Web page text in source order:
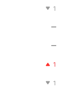
1
1
1